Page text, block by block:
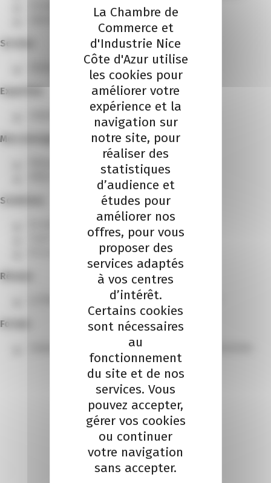
Stratégie : L’Europe, levier de développement
Interview : Robert Jimenez, Harmonie Mutuelle
Secteur
Sciences du vivant : un secteur de poids
Expertise
Industrie – Focus sur le Parcours Sud Industrie
Mon entreprise en avant !
Solutions
Coach commerce
Et si vous misiez sur la franchise ?
Réseau
La Place Business : grande convention le 12 mai !
Former
Campus Sud des Métiers : les nouveaux pros du tourisme
La Chambre de
Commerce et
d'Industrie Nice
Côte d'Azur utilise
les cookies pour
améliorer votre
expérience et la
navigation sur
notre site, pour
réaliser des
statistiques
d’audience et
études pour
améliorer nos
offres, pour vous
proposer des
services adaptés
à vos centres
d’intérêt.
Certains cookies
sont nécessaires
au
fonctionnement
du site et de nos
services. Vous
pouvez accepter,
gérer vos cookies
ou continuer
votre navigation
sans accepter.